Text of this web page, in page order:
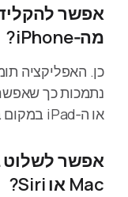
מה‑iPhone?
או ה‑iPad במקום במקלדת של הטלוויזיה.
Mac או Siri?